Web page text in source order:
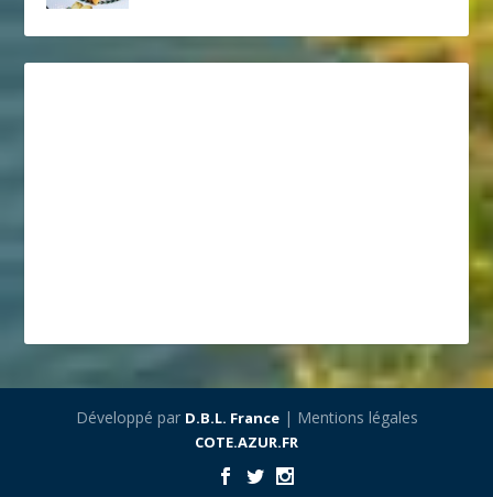
Développé par D.B.L. France| Mentions légales
COTE.AZUR.FR